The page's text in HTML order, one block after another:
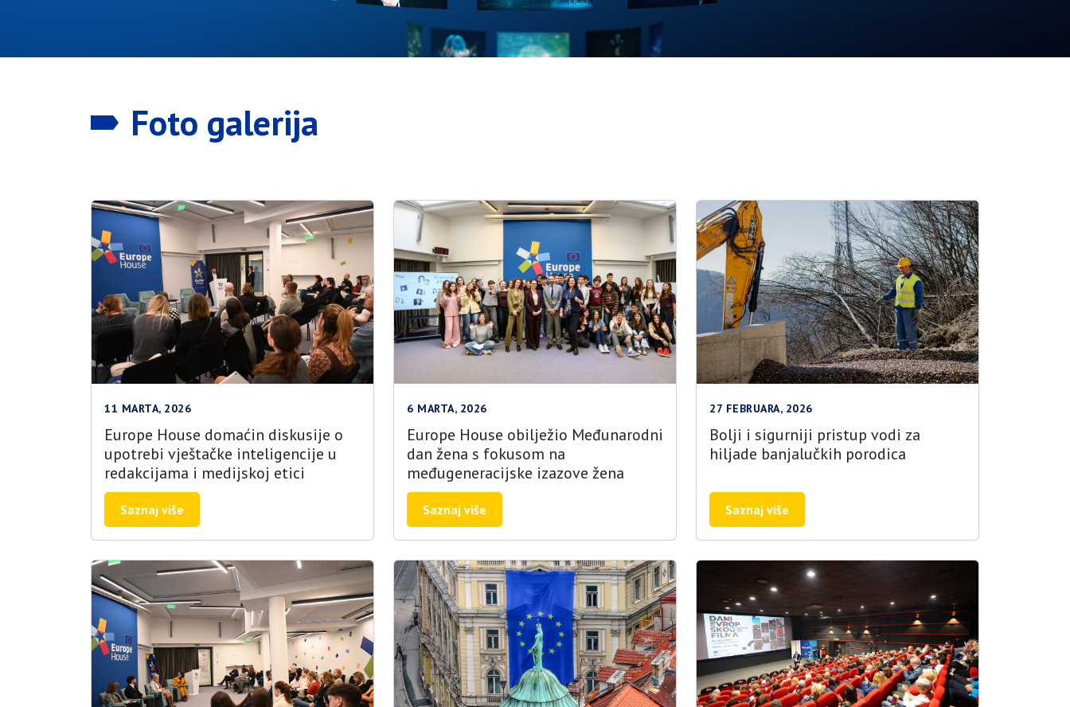
Foto galerija
11 MARTA, 2026
Europe House domaćin diskusije o
upotrebi vještačke inteligencije u
redakcijama i medijskoj etici
Saznaj više
6 MARTA, 2026
Europe House obilježio Međunarodni
dan žena s fokusom na
međugeneracijske izazove žena
Saznaj više
27 FEBRUARA, 2026
Bolji i sigurniji pristup vodi za
hiljade banjalučkih porodica
Saznaj više